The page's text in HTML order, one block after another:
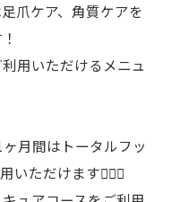
爪ケア、角質ケアを
用いただけるメニュ
月間はトータルフッ
いただけます🙆🏻‍♀️